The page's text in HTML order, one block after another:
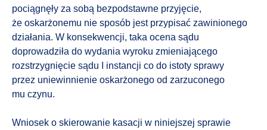
pociągnęły za sobą bezpodstawne przyjęcie,
że oskarżonemu nie sposób jest przypisać zawinionego
działania. W konsekwencji, taka ocena sądu
doprowadziła do wydania wyroku zmieniającego
rozstrzygnięcie sądu I instancji co do istoty sprawy
przez uniewinnienie oskarżonego od zarzuconego
mu czynu.
Wniosek o skierowanie kasacji w niniejszej sprawie